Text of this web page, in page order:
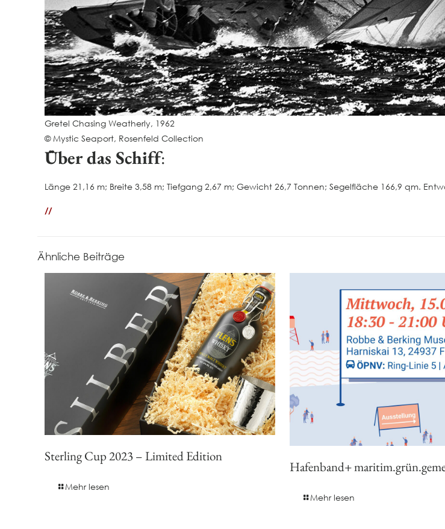
Gretel Chasing Weatherly, 1962
© Mystic Seaport, Rosenfeld Collection
Über das Schiff:
Länge 21,16 m; Breite 3,58 m; Tiefgang 2,67 m; Gewicht 26,7 Tonnen; Segelfläche 166,9 qm.
//
Ähnliche Beiträge
Sterling Cup 2023 – Limited Edition
Mehr lesen
Hafenband+
Mehr lesen